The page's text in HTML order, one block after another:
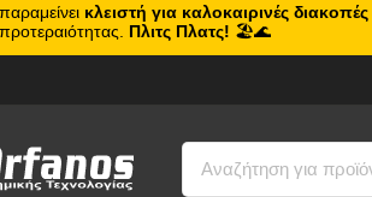
κλειστή για καλοκαιρινές
Πλιτς Πλατς! 🏖️🌊